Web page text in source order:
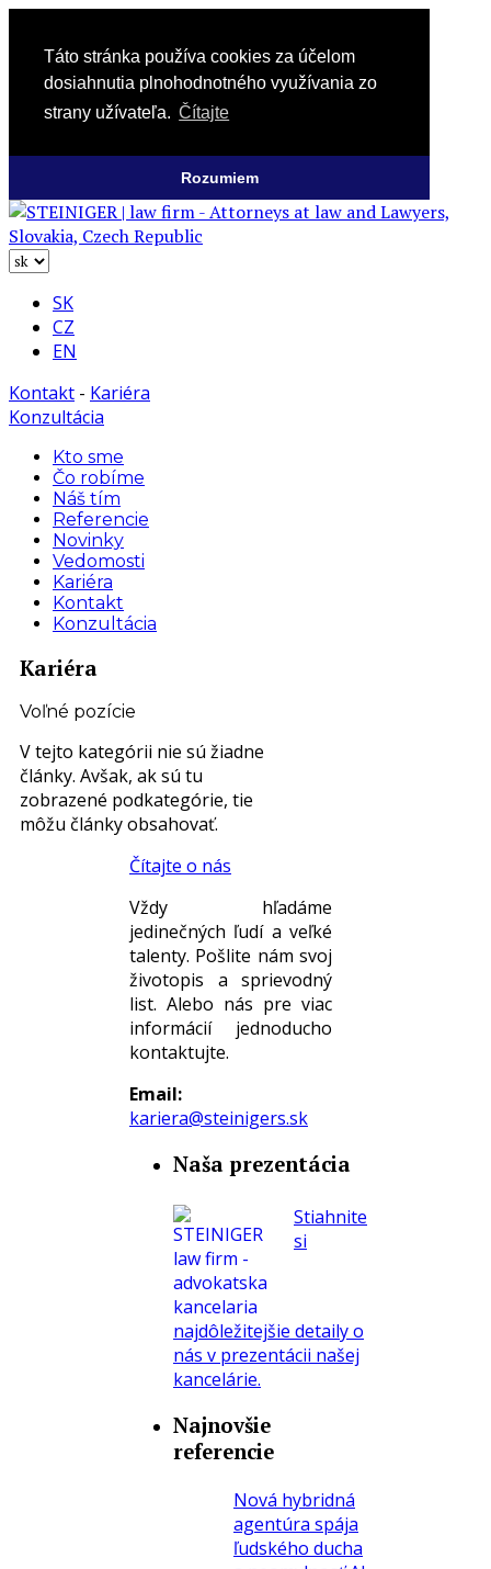
Táto stránka používa cookies za účelom
dosiahnutia plnohodnotného využívania zo
strany užívateľa. Čítajte
Rozumiem
SK
CZ
EN
Kontakt - Kariéra
Konzultácia
Kto sme
Čo robíme
Náš tím
Referencie
Novinky
Vedomosti
Kariéra
Kontakt
Konzultácia
Kariéra
Voľné pozície
V tejto kategórii nie sú žiadne
články. Avšak, ak sú tu
zobrazené podkategórie, tie
môžu články obsahovať.
Čítajte o nás
Vždy hľadáme
jedinečných ľudí a veľké
talenty. Pošlite nám svoj
životopis a sprievodný
list. Alebo nás pre viac
informácií jednoducho
kontaktujte.
Email:
kariera@steinigers.sk
Naša prezentácia
Stiahnite
si
najdôležitejšie detaily o
nás v prezentácii našej
kancelárie.
Najnovšie
referencie
Nová hybridná
agentúra spája
ľudského ducha